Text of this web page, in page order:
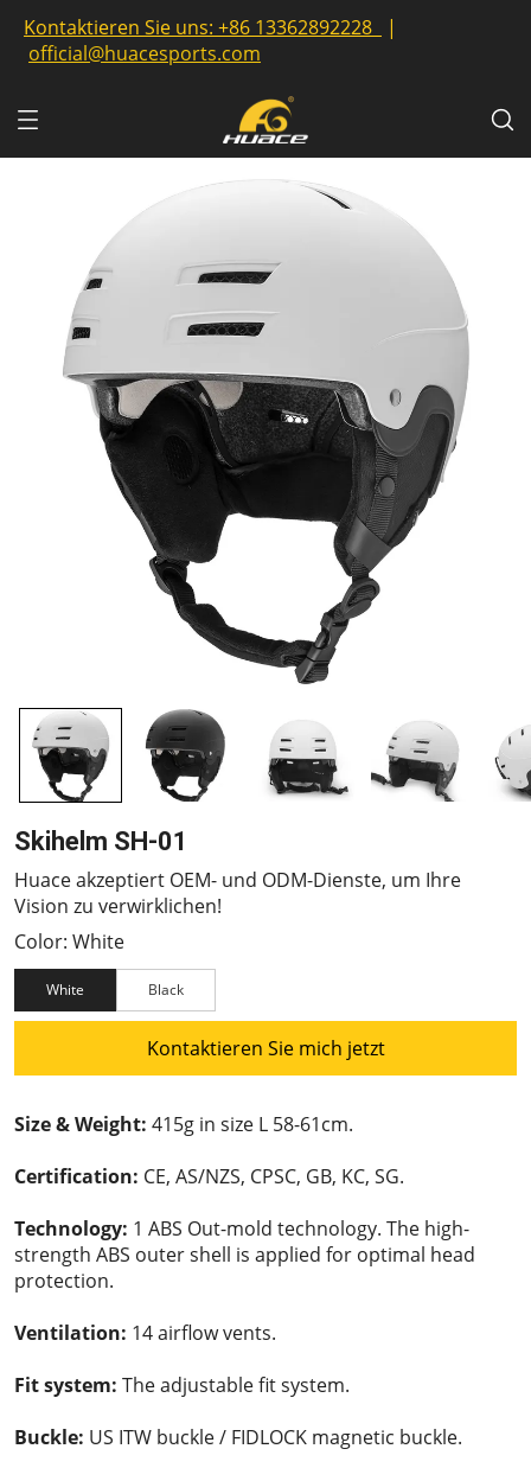
Kontaktieren Sie uns: +86 13362892228
|
official@huacesports.com
Skihelm SH-01
Huace akzeptiert OEM- und ODM-Dienste, um Ihre
Vision zu verwirklichen!
Color: White
White Black
Kontaktieren Sie mich jetzt
Size & Weight: 415g in size L 58-61cm.
Certification: CE, AS/NZS, CPSC, GB, KC, SG.
Technology: 1 ABS Out-mold technology. The high-
strength ABS outer shell is applied for optimal head
protection.
Ventilation: 14 airflow vents.
Fit system: The adjustable fit system.
Buckle: US ITW buckle / FIDLOCK magnetic buckle.